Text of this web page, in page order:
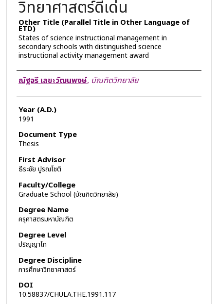
วิทยาศาสตร์ดีเด่น
Other Title (Parallel Title in Other Language of
ETD)
States of science instructional management in
secondary schools with distinguished science
instructional activity management award
Author
ณัฐจรี เลขะวัฒนพงษ์, บัณฑิตวิทยาลัย
Year (A.D.)
1991
Document Type
Thesis
First Advisor
ธีระชัย ปูรณโชติ
Faculty/College
Graduate School (บัณฑิตวิทยาลัย)
Degree Name
ครุศาสตรมหาบัณฑิต
Degree Level
ปริญญาโท
Degree Discipline
การศึกษาวิทยาศาสตร์
DOI
10.58837/CHULA.THE.1991.117